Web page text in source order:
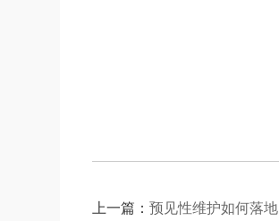
上一篇：预见性维护如何落